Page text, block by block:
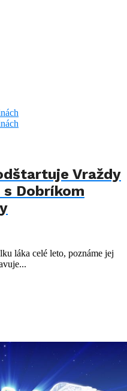
Vraždy
Dobríkom
láka celé leto, poznáme jej